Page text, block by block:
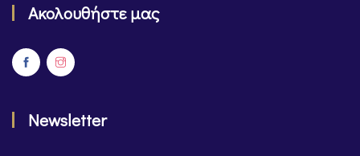
Ακολουθήστε μας
Newsletter